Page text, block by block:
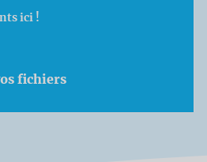
ici !
fichiers